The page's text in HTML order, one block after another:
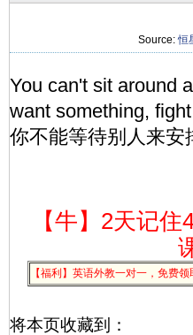
Source:恒
You can't sit around
want something,
你不能等待别人来安
【牛】2天记
【福利】英语外教一对一，免费
将本页收藏到：